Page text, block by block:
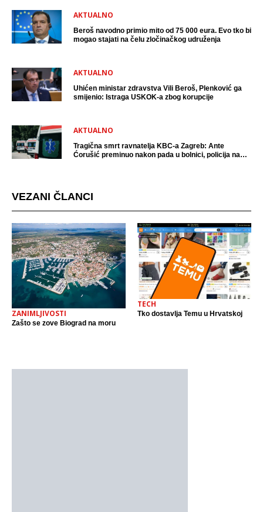
AKTUALNO
Beroš navodno primio mito od 75 000 eura. Evo tko bi
mogao stajati na čelu zločinačkog udruženja
AKTUALNO
Uhićen ministar zdravstva Vili Beroš, Plenković ga
smijenio: Istraga USKOK-a zbog korupcije
AKTUALNO
Tragična smrt ravnatelja KBC-a Zagreb: Ante
Ćorušić preminuo nakon pada u bolnici, policija na
VEZANI ČLANCI
ZANIMLJIVOSTI
Zašto se zove Biograd na moru
TECH
Tko dostavlja Temu u Hrvatskoj